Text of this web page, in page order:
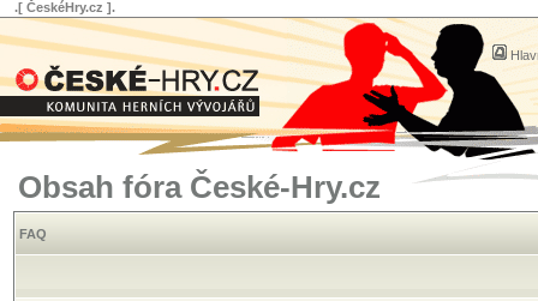
.[ ČeskéHry.cz ].
Obsah fóra České-Hry.cz
FAQ